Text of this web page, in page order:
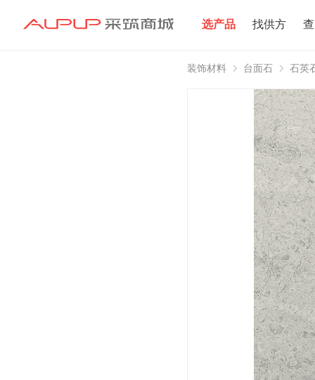
选产品 找供方
装饰材料 台面石 石英